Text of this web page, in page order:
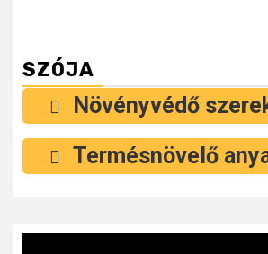
SZÓJA
Növényvédő
Termésnövelő